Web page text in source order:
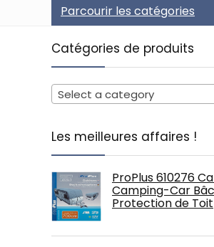
Parcourir les catégories
Catégories de produits
Select a category
Les meilleures affaires !
ProPlus 610276
Camping-Car
Protection de Toit